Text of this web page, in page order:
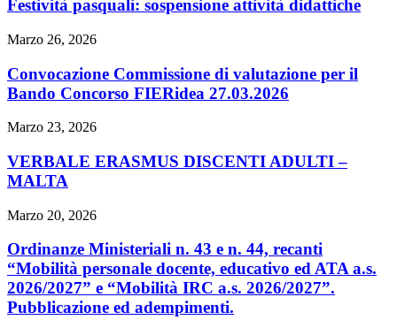
Festività pasquali: sospensione attività didattiche
Marzo 26, 2026
Convocazione Commissione di valutazione per il
Bando Concorso FIERidea 27.03.2026
Marzo 23, 2026
VERBALE ERASMUS DISCENTI ADULTI –
MALTA
Marzo 20, 2026
Ordinanze Ministeriali n. 43 e n. 44, recanti
“Mobilità personale docente, educativo ed ATA a.s.
2026/2027” e “Mobilità IRC a.s. 2026/2027”.
Pubblicazione ed adempimenti.